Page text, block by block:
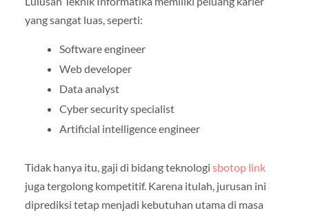
yang sangat luas, seperti:
Software engineer
Web developer
Data analyst
Cyber security specialist
Artificial intelligence engineer
Tidak hanya itu, gaji di bidang teknologi sbotop link
juga tergolong kompetitif. Karena itulah, jurusan ini
diprediksi tetap menjadi kebutuhan utama di masa